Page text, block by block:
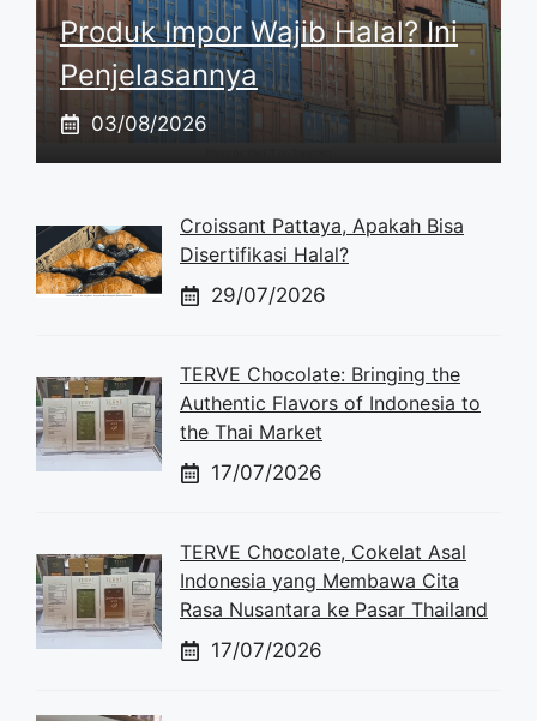
Produk Impor Wajib Halal? Ini
Penjelasannya
03/08/2026
Croissant Pattaya, Apakah Bisa
Disertifikasi Halal?
29/07/2026
TERVE Chocolate: Bringing the
Authentic Flavors of Indonesia to
the Thai Market
17/07/2026
TERVE Chocolate, Cokelat Asal
Indonesia yang Membawa Cita
Rasa Nusantara ke Pasar Thailand
17/07/2026